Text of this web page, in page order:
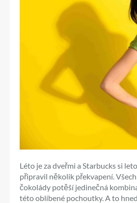
Léto je za dveřmi a Starbucks si
připravil několik překvapení.
čokolády potěší jedinečná
této oblíbené pochoutky. A to